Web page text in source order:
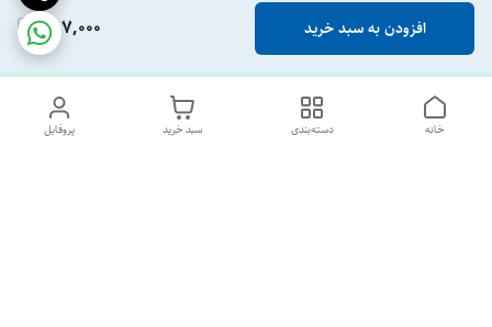
887,000 افزودن به سبد خرید
پروفایل سبد خرید دسته‌بندی خانه